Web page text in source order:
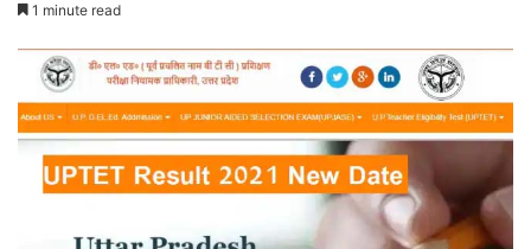
1 minute read